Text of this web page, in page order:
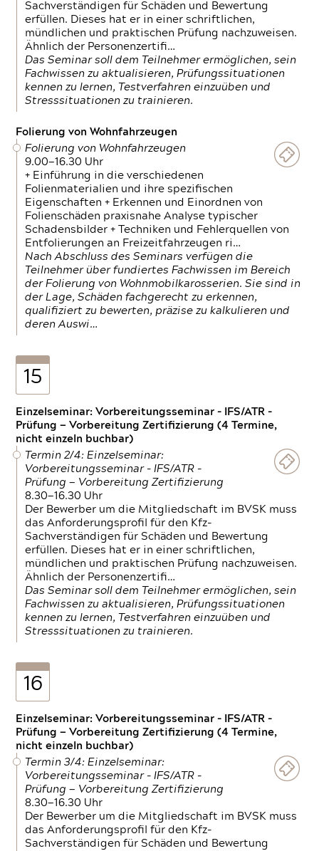
Sachverständigen für Schäden und Bewertung
erfüllen. Dieses hat er in einer schriftlichen,
mündlichen und praktischen Prüfung nachzuweisen.
Ähnlich der Personenzertifi…
Das Seminar soll dem Teilnehmer ermöglichen, sein
Fachwissen zu aktualisieren, Prüfungssituationen
kennen zu lernen, Testverfahren einzuüben und
Stresssituationen zu trainieren.
Folierung von Wohnfahrzeugen
Folierung von Wohnfahrzeugen
9.00—16.30 Uhr
+ Einführung in die verschiedenen
Folienmaterialien und ihre spezifischen
Eigenschaften + Erkennen und Einordnen von
Folienschäden praxisnahe Analyse typischer
Schadensbilder + Techniken und Fehlerquellen von
Entfolierungen an Freizeitfahrzeugen ri…
Nach Abschluss des Seminars verfügen die
Teilnehmer über fundiertes Fachwissen im Bereich
der Folierung von Wohnmobilkarosserien. Sie sind in
der Lage, Schäden fachgerecht zu erkennen,
qualifiziert zu bewerten, präzise zu kalkulieren und
deren Auswi…
15
Einzelseminar: Vorbereitungsseminar - IFS/ATR -
Prüfung — Vorbereitung Zertifizierung (4 Termine,
nicht einzeln buchbar)
Termin 2/4: Einzelseminar:
Vorbereitungsseminar - IFS/ATR -
Prüfung — Vorbereitung Zertifizierung
8.30—16.30 Uhr
Der Bewerber um die Mitgliedschaft im BVSK muss
das Anforderungsprofil für den Kfz-
Sachverständigen für Schäden und Bewertung
erfüllen. Dieses hat er in einer schriftlichen,
mündlichen und praktischen Prüfung nachzuweisen.
Ähnlich der Personenzertifi…
Das Seminar soll dem Teilnehmer ermöglichen, sein
Fachwissen zu aktualisieren, Prüfungssituationen
kennen zu lernen, Testverfahren einzuüben und
Stresssituationen zu trainieren.
16
Einzelseminar: Vorbereitungsseminar - IFS/ATR -
Prüfung — Vorbereitung Zertifizierung (4 Termine,
nicht einzeln buchbar)
Termin 3/4: Einzelseminar:
Vorbereitungsseminar - IFS/ATR -
Prüfung — Vorbereitung Zertifizierung
8.30—16.30 Uhr
Der Bewerber um die Mitgliedschaft im BVSK muss
das Anforderungsprofil für den Kfz-
Sachverständigen für Schäden und Bewertung